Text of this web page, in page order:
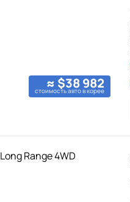
≈ $38 982
стоимость авто в корее